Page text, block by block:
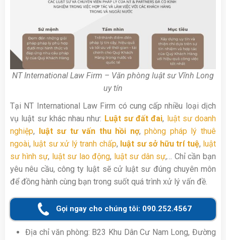
NT International Law Firm – Văn phòng luật sư Vĩnh Long
uy tín
Tại NT International Law Firm có cung cấp nhiều loại dịch
vụ luật sư khác nhau như: Luật sư đất đai, luật sư doanh
nghiệp, luật sư tư vấn thu hồi nợ,phòng pháp lý thuê
ngoài, luật sư xử lý tranh chấp, luật sư sở hữu trí tuệ, luật
sư hình sự, luật sư lao động, luật sư dân sự,… Chỉ cần bạn
yêu nêu cầu, công ty luật sẽ cử luật sư đúng chuyên môn
để đồng hành cùng bạn trong suốt quá trình xử lý vấn đề.
Gọi ngay cho chúng tôi: 090.252.4567
Địa chỉ văn phòng: B23 Khu Dân Cư Nam Long, Đường